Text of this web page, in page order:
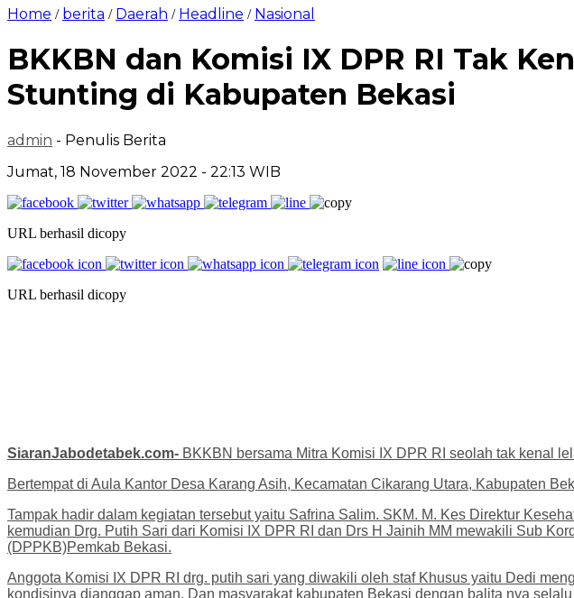
Home / berita / Daerah / Headline / Nasional
BKKBN dan Komisi IX DPR RI Tak
Stunting di Kabupaten Bekasi
admin - Penulis Berita
Jumat, 18 November 2022 - 22:13 WIB
URL berhasil dicopy
URL berhasil dicopy
SiaranJabodetabek.com- BKKBN bersama Mitra Komisi IX DPR RI seolah tak kenal
Bertempat di Aula Kantor Desa Karang Asih, Kecamatan Cikarang Utara, Kabupaten
Tampak hadir dalam kegiatan tersebut yaitu Safrina Salim. SKM. M. Kes Direktur
kemudian Drg. Putih Sari dari Komisi IX DPR RI dan Drs H Jainih MM mewakili Sub
(DPPKB)Pemkab Bekasi.
Anggota Komisi IX DPR RI drg. putih sari yang diwakili oleh staf Khusus yaitu Dedi
kondisinya dianggap aman. Dan masyarakat kabupaten Bekasi dengan balita nya